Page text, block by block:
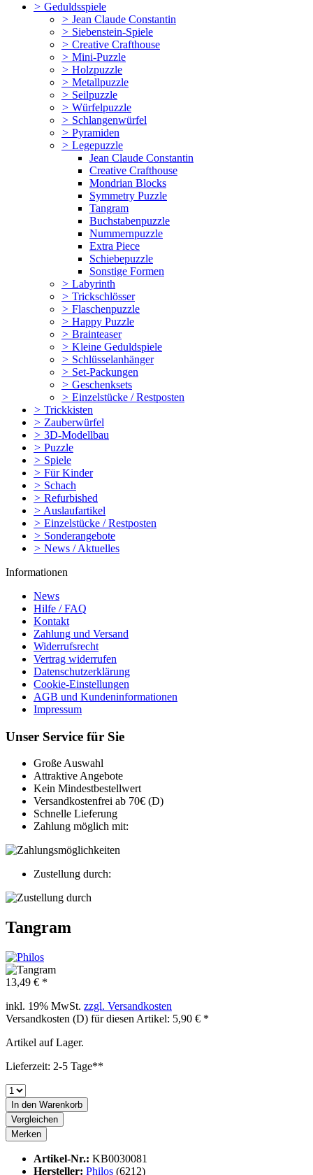
> Geduldsspiele
> Jean Claude Constantin
> Siebenstein-Spiele
> Creative Crafthouse
> Mini-Puzzle
> Holzpuzzle
> Metallpuzzle
> Seilpuzzle
> Würfelpuzzle
> Schlangenwürfel
> Pyramiden
> Legepuzzle
Jean Claude Constantin
Creative Crafthouse
Mondrian Blocks
Symmetry Puzzle
Tangram
Buchstabenpuzzle
Nummernpuzzle
Extra Piece
Schiebepuzzle
Sonstige Formen
> Labyrinth
> Trickschlösser
> Flaschenpuzzle
> Happy Puzzle
> Brainteaser
> Kleine Geduldspiele
> Schlüsselanhänger
> Set-Packungen
> Geschenksets
> Einzelstücke / Restposten
> Trickkisten
> Zauberwürfel
> 3D-Modellbau
> Puzzle
> Spiele
> Für Kinder
> Schach
> Refurbished
> Auslaufartikel
> Einzelstücke / Restposten
> Sonderangebote
> News / Aktuelles
Informationen
News
Hilfe / FAQ
Kontakt
Zahlung und Versand
Widerrufsrecht
Vertrag widerrufen
Datenschutzerklärung
Cookie-Einstellungen
AGB und Kundeninformationen
Impressum
Unser Service für Sie
Große Auswahl
Attraktive Angebote
Kein Mindestbestellwert
Versandkostenfrei ab 70€ (D)
Schnelle Lieferung
Zahlung möglich mit:
Zustellung durch:
Tangram
13,49 € *
inkl. 19% MwSt. zzgl. Versandkosten
Versandkosten (D) für diesen Artikel: 5,90 € *
Artikel auf Lager.
Lieferzeit: 2-5 Tage**
In den Warenkorb
Vergleichen
Merken
Artikel-Nr.: KB0030081
Hersteller: Philos (6212)